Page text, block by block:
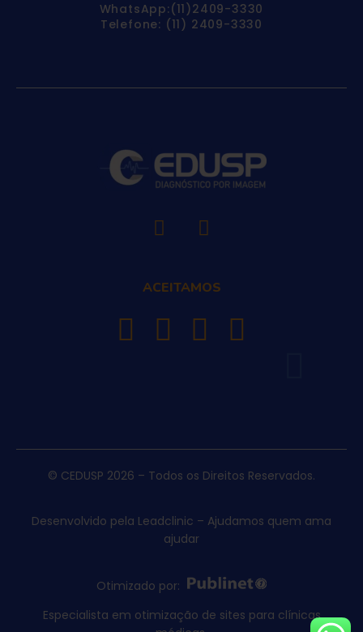
ACEITAMOS
WhatsApp:(11)2409-3330
Telefone: (11) 2409-3330
© CEDUSP 2026 – Todos os Direitos Reservados.
Desenvolvido pela Leadclinic – Ajudamos quem ama
ajudar
Otimizado por:
Especialista em otimização de sites para clínicas